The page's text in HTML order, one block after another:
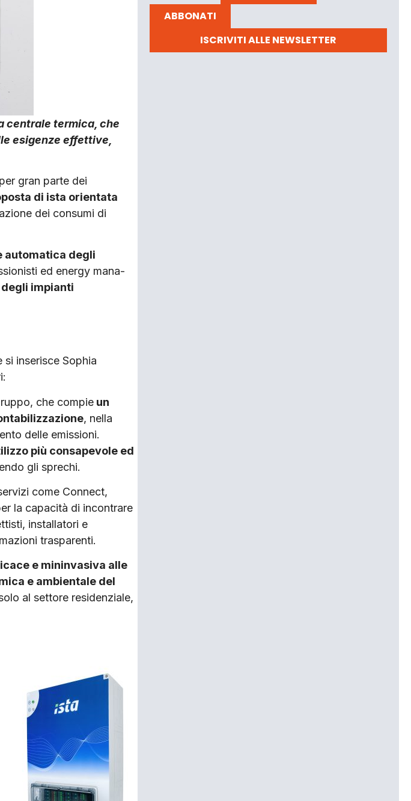
centrale termica, che
esigenze effettive,
gran parte dei
di ista orientata
dei consumi di
automatica degli
ed energy mana­
impianti
si inserisce Sophia
che compie un
, nella
delle emissioni.
più consapevole ed
gli sprechi.
come Connect,
la capacità di incontrare
installatori e
trasparenti.
e mininvasiva alle
e ambientale del
al set­tore residenziale,
ABBONATI
ISCRIVITI ALLE NEWSLETTER